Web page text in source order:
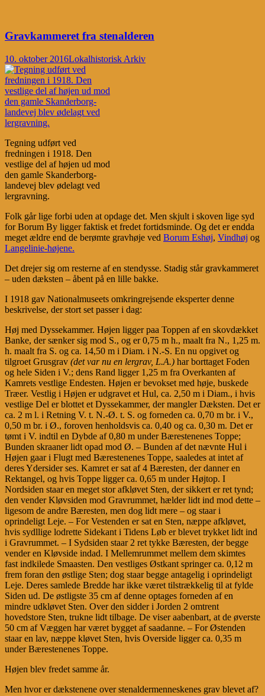
Gravkammeret fra stenalderen
10. oktober 2016Lokalhistorisk Arkiv
Tegning udført ved
fredningen i 1918. Den
vestlige del af højen ud mod
den gamle Skanderborg-
landevej blev ødelagt ved
lergravning.
Folk går lige forbi uden at opdage det. Men skjult i skoven lige syd
for Borum By ligger faktisk et fredet fortidsminde. Og det er endda
meget ældre end de berømte gravhøje ved Borum Eshøj, Vindhøj og
Langelinie-højene.
Det drejer sig om resterne af en stendysse. Stadig står gravkammeret
– uden dæksten – åbent på en lille bakke.
I 1918 gav Nationalmuseets omkringrejsende eksperter denne
beskrivelse, der stort set passer i dag:
Høj med Dyssekammer. Højen ligger paa Toppen af en skovdækket
Banke, der sænker sig mod S., og er 0,75 m h., maalt fra N., 1,25 m.
h. maalt fra S. og ca. 14,50 m i Diam. i N.-S. En nu opgivet og
tilgroet Grusgrav (det var nu en lergrav, L.A.) har borttaget Foden
og hele Siden i V.; dens Rand ligger 1,25 m fra Overkanten af
Kamrets vestlige Endesten. Højen er bevokset med høje, buskede
Træer. Vestlig i Højen er udgravet et Hul, ca. 2,50 m i Diam., i hvis
vestlige Del er blottet et Dyssekammer, der mangler Dæksten. Det er
ca. 2 m l. i Retning V. t. N.-Ø. t. S. og forneden ca. 0,70 m br. i V.,
0,50 m br. i Ø., foroven henholdsvis ca. 0,40 og ca. 0,30 m. Det er
tømt i V. indtil en Dybde af 0,80 m under Bærestenenes Toppe;
Bunden skraaner lidt opad mod Ø. – Bunden af det nævnte Hul i
Højen gaar i Flugt med Bærestenenes Toppe, saaledes at intet af
deres Ydersider ses. Kamret er sat af 4 Bæresten, der danner en
Rektangel, og hvis Toppe ligger ca. 0,65 m under Højtop. I
Nordsiden staar en meget stor afkløvet Sten, der sikkert er ret tynd;
den vender Kløvsiden mod Gravrummet, hælder lidt ind mod dette –
ligesom de andre Bæresten, men dog lidt mere – og staar i
oprindeligt Leje. – For Vestenden er sat en Sten, næppe afkløvet,
hvis sydllige lodrette Sidekant i Tidens Løb er blevet trykket lidt ind
i Gravrummet. – I Sydsiden staar 2 ret tykke Bæresten, der begge
vender en Kløvside indad. I Mellemrummet mellem dem skimtes
fast indkilede Smaasten. Den vestliges Østkant springer ca. 0,12 m
frem foran den østlige Sten; dog staar begge antagelig i oprindeligt
Leje. Deres samlede Bredde har ikke været tilstrækkelig til at fylde
Siden ud. De østligste 35 cm af denne optages forneden af en
mindre udkløvet Sten. Over den sidder i Jorden 2 omtrent
hovedstore Sten, trukne lidt tilbage. De viser aabenbart, at de øverste
50 cm af Væggen har været bygget af saadanne. – For Østenden
staar en lav, næppe kløvet Sten, hvis Overside ligger ca. 0,35 m
under Bærestenenes Toppe.
Højen blev fredet samme år.
Men hvor er dækstenene over stenaldermenneskenes grav blevet af?